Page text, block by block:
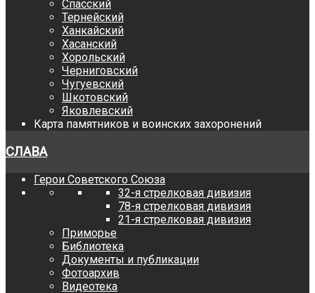
Спасский
Тернейский
Ханкайский
Хасанский
Хорольский
Черниговский
Чугуевский
Шкотовский
Яковлевский
Карта памятников и воинских захоронений
СЛАВА
Герои Советского Союза
32-я стрелковая дивизия
78-я стрелковая дивизия
21-я стрелковая дивизия
Приморье
Библиотека
Документы и публикации
Фотоархив
Видеотека